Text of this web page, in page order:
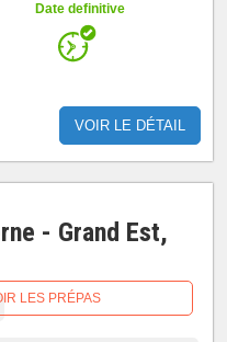
Date definitive
VOIR LE DÉTAIL
- Grand Est,
LES PRÉPAS